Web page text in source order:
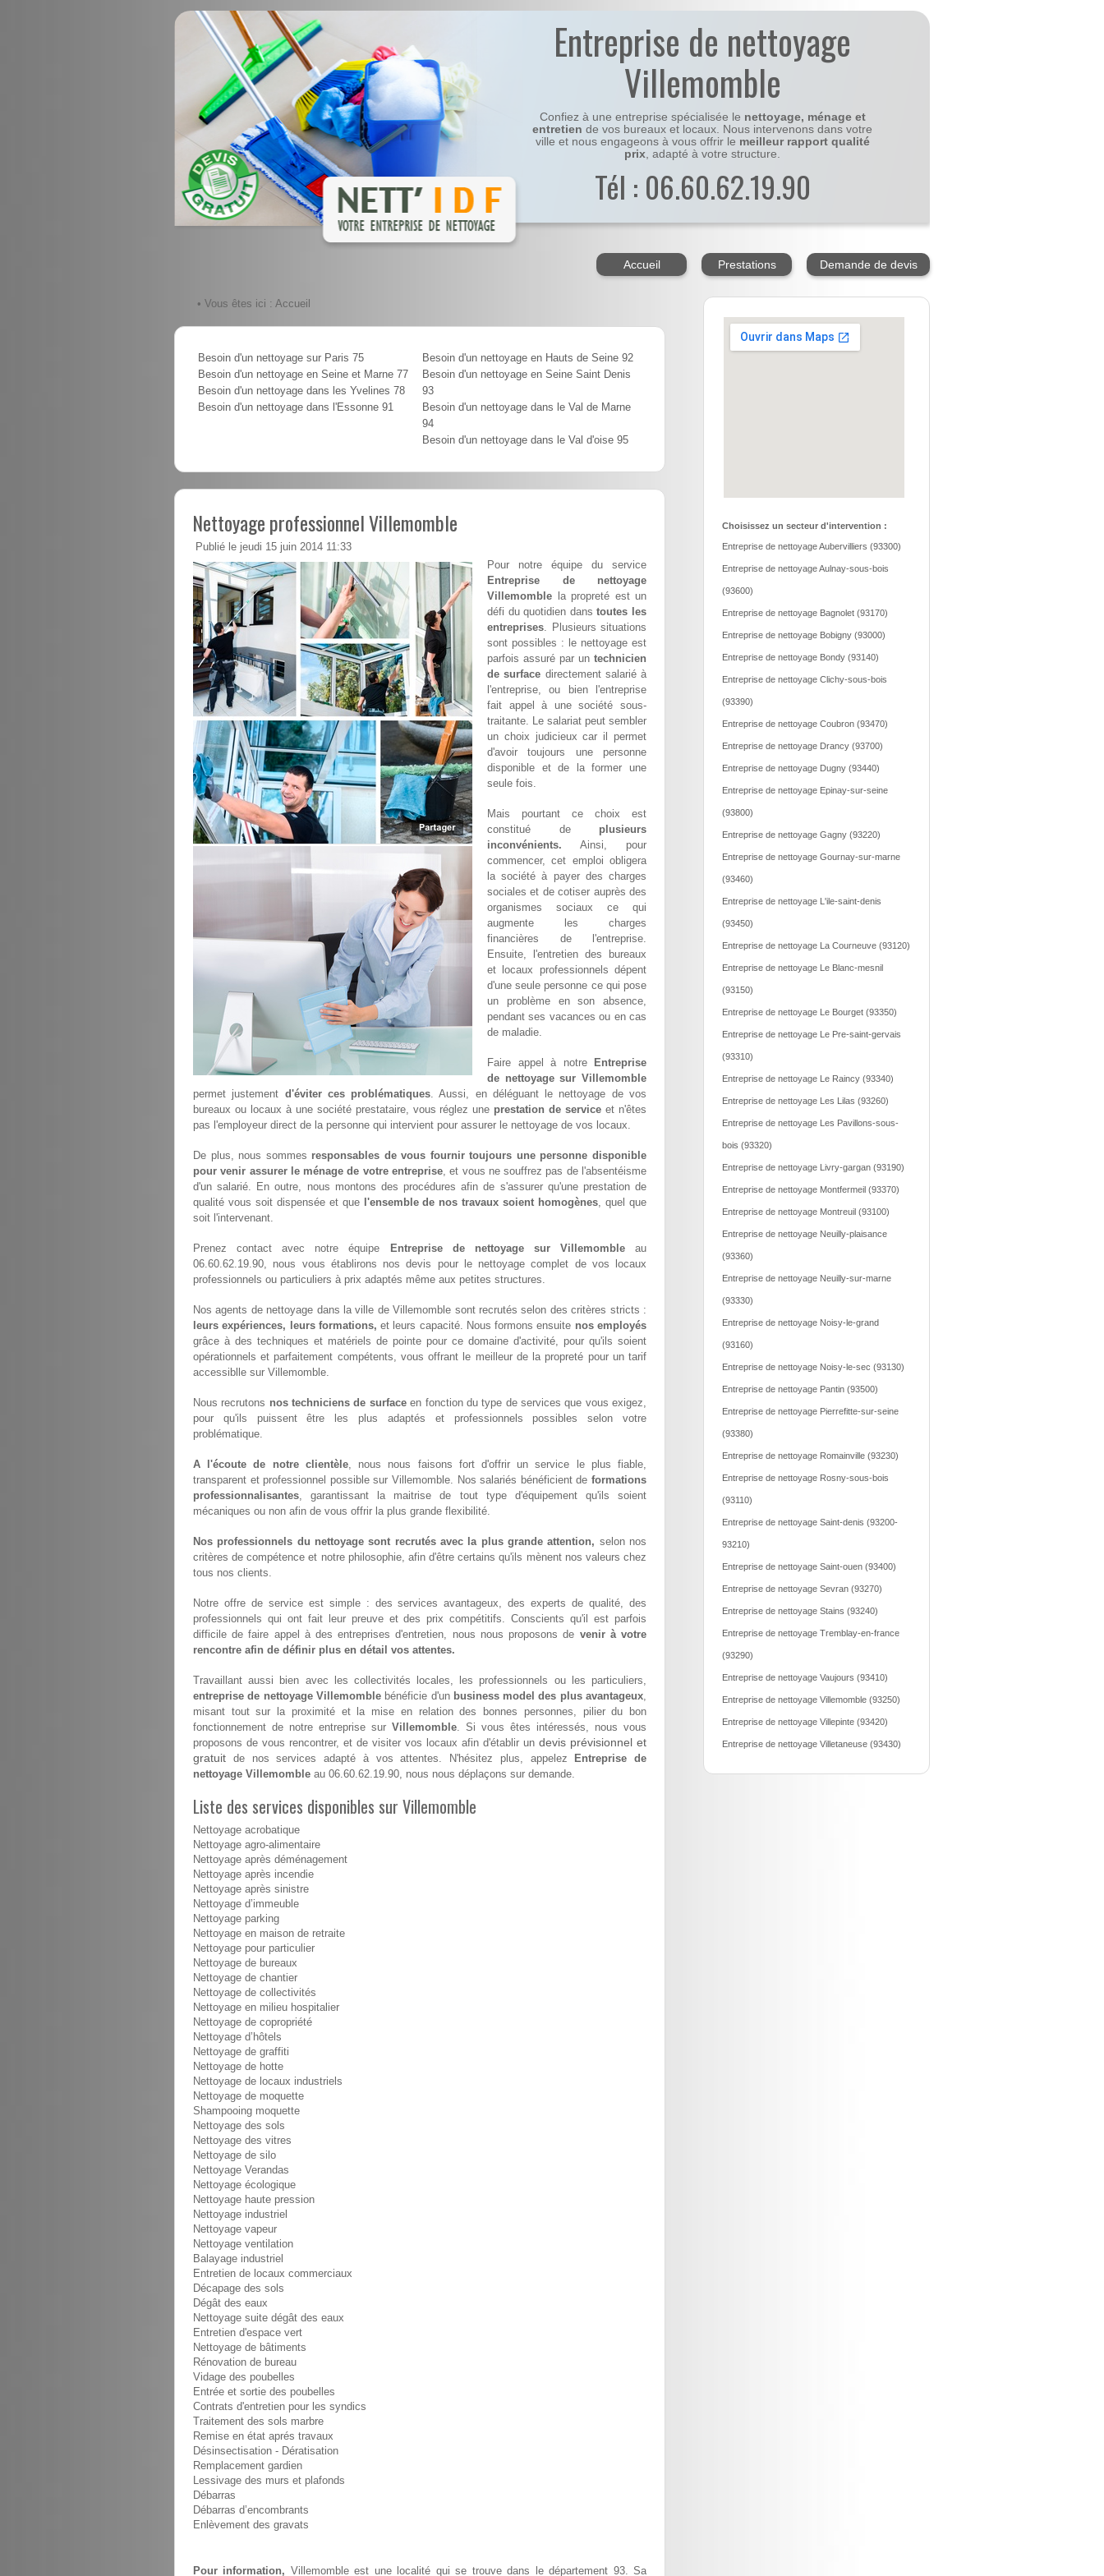
Entreprise de nettoyage
Villemomble
Confiez à une entreprise spécialisée le nettoyage, ménage et
entretien de vos bureaux et locaux. Nous intervenons dans votre
ville et nous engageons à vous offrir le meilleur rapport qualité
prix, adapté à votre structure.
Tél : 06.60.62.19.90
Accueil Prestations Demande de devis
• Vous êtes ici : Accueil
Besoin d'un nettoyage sur Paris 75
Besoin d'un nettoyage en Seine et Marne 77
Besoin d'un nettoyage dans les Yvelines 78
Besoin d'un nettoyage dans l'Essonne 91
Besoin d'un nettoyage en Hauts de Seine 92
Besoin d'un nettoyage en Seine Saint Denis
93
Besoin d'un nettoyage dans le Val de Marne
94
Besoin d'un nettoyage dans le Val d'oise 95
Nettoyage professionnel Villemomble
Publié le jeudi 15 juin 2014 11:33
Pour notre équipe du service
Entreprise de nettoyage
Villemomble la propreté est un
défi du quotidien danstoutes les
entreprises. Plusieurs situations
sont possibles : le nettoyage est
parfois assuré par un technicien
de surface directement salarié à
l'entreprise, ou bien l'entreprise
fait appel à une société sous-
traitante. Le salariat peut sembler
un choix judicieux car il permet
d'avoir toujours une personne
disponible et de la former une
seule fois.
Mais pourtant ce choix est
constitué de plusieurs
inconvénients. Ainsi, pour
commencer, cet emploi obligera
la société à payer des charges
sociales et de cotiser auprès des
organismes sociaux ce qui
augmente les charges
financières de l'entreprise.
Ensuite, l'entretien des bureaux
et locaux professionnels dépent
d'une seule personne ce qui pose
un problème en son absence,
pendant ses vacances ou en cas
de maladie.
Faire appel à notre
Entreprise
de nettoyage sur Villemomble
permet justement d'éviter ces problématiques. Aussi, en déléguant le nettoyage de vos
bureaux ou locaux à une société prestataire, vous réglez une prestation de service et n'êtes
pas l'employeur direct de la personne qui intervient pour assurer le nettoyage de vos locaux.
De plus, nous sommes responsables de vous fournir toujours une personne disponible
pour venir assurer le ménage de votre entreprise, et vous ne souffrez pas de l'absentéisme
d'un salarié. En outre, nous montons des procédures afin de s'assurer qu'une prestation de
qualité vous soit dispensée et que l'ensemble de nos travaux soient homogènes, quel que
soit l'intervenant.
Prenez contact avec notre équipe Entreprise de nettoyage sur Villemombleau
06.60.62.19.90, nous vous établirons nos devis pour le nettoyage complet de vos locaux
professionnels ou particuliers à prix adaptés même aux petites structures.
Nos agents de nettoyage dans la ville de Villemomble sont recrutés selon des critères stricts :
leurs expériences, leurs formations, et leurs capacité. Nous formons ensuite nos employés
grâce à des techniques et matériels de pointe pour ce domaine d'activité, pour qu'ils soient
opérationnels et parfaitement compétents, vous offrant le meilleur de la propreté pour un tarif
accessiblle sur Villemomble.
Nous recrutons nos techniciens de surfaceen fonction du type de services que vous exigez,
pour qu'ils puissent être les plus adaptés et professionnels possibles selon votre
problématique.
A l'écoute de notre clientèle, nous nous faisons fort d'offrir un service le plus fiable,
transparent et professionnel possible sur Villemomble. Nos salariés bénéficient de formations
professionnalisantes, garantissant la maitrise de tout type d'équipement qu'ils soient
mécaniques ou non afin de vous offrir la plus grande flexibilité.
Nos professionnels du nettoyage sont recrutés avec la plus grande attention, selon nos
critères de compétence et notre philosophie, afin d'être certains qu'ils mènent nos valeurs chez
tous nos clients.
Notre offre de service est simple : des services avantageux, des experts de qualité, des
professionnels qui ont fait leur preuve et des prix compétitifs. Conscients qu'il est parfois
difficile de faire appel à des entreprises d'entretien, nous nous proposons de venir à votre
rencontre afin de définir plus en détail vos attentes.
Travaillant aussi bien avec les collectivités locales, les professionnels ou les particuliers,
entreprise de nettoyage Villemomblebénéficie d'un business model des plus avantageux,
misant tout sur la proximité et la mise en relation des bonnes personnes, pilier du bon
fonctionnement de notre entreprise sur Villemomble. Si vous êtes intéressés, nous vous
proposons de vous rencontrer, et de visiter vos locaux afin d'établir un devis prévisionnel et
gratuit de nos services adapté à vos attentes. N'hésitez plus, appelez
Entreprise de
nettoyage Villemomble au 06.60.62.19.90, nous nous déplaçons sur demande.
Liste des services disponibles sur Villemomble
Nettoyage acrobatique
Nettoyage agro-alimentaire
Nettoyage après déménagement
Nettoyage après incendie
Nettoyage après sinistre
Nettoyage d’immeuble
Nettoyage parking
Nettoyage en maison de retraite
Nettoyage pour particulier
Nettoyage de bureaux
Nettoyage de chantier
Nettoyage de collectivités
Nettoyage en milieu hospitalier
Nettoyage de copropriété
Nettoyage d’hôtels
Nettoyage de graffiti
Nettoyage de hotte
Nettoyage de locaux industriels
Nettoyage de moquette
Shampooing moquette
Nettoyage des sols
Nettoyage des vitres
Nettoyage de silo
Nettoyage Verandas
Nettoyage écologique
Nettoyage haute pression
Nettoyage industriel
Nettoyage vapeur
Nettoyage ventilation
Balayage industriel
Entretien de locaux commerciaux
Décapage des sols
Dégât des eaux
Nettoyage suite dégât des eaux
Entretien d'espace vert
Nettoyage de bâtiments
Rénovation de bureau
Vidage des poubelles
Entrée et sortie des poubelles
Contrats d'entretien pour les syndics
Traitement des sols marbre
Remise en état aprés travaux
Désinsectisation - Dératisation
Remplacement gardien
Lessivage des murs et plafonds
Débarras
Débarras d’encombrants
Enlèvement des gravats
Pour information, Villemomble est une localité qui se trouve dans le département 93. Sa
Choisissez un secteur d'intervention :
Entreprise de nettoyage Aubervilliers (93300)
Entreprise de nettoyage Aulnay-sous-bois
(93600)
Entreprise de nettoyage Bagnolet (93170)
Entreprise de nettoyage Bobigny (93000)
Entreprise de nettoyage Bondy (93140)
Entreprise de nettoyage Clichy-sous-bois
(93390)
Entreprise de nettoyage Coubron (93470)
Entreprise de nettoyage Drancy (93700)
Entreprise de nettoyage Dugny (93440)
Entreprise de nettoyage Epinay-sur-seine
(93800)
Entreprise de nettoyage Gagny (93220)
Entreprise de nettoyage Gournay-sur-marne
(93460)
Entreprise de nettoyage L'ile-saint-denis
(93450)
Entreprise de nettoyage La Courneuve (93120)
Entreprise de nettoyage Le Blanc-mesnil
(93150)
Entreprise de nettoyage Le Bourget (93350)
Entreprise de nettoyage Le Pre-saint-gervais
(93310)
Entreprise de nettoyage Le Raincy (93340)
Entreprise de nettoyage Les Lilas (93260)
Entreprise de nettoyage Les Pavillons-sous-
bois (93320)
Entreprise de nettoyage Livry-gargan (93190)
Entreprise de nettoyage Montfermeil (93370)
Entreprise de nettoyage Montreuil (93100)
Entreprise de nettoyage Neuilly-plaisance
(93360)
Entreprise de nettoyage Neuilly-sur-marne
(93330)
Entreprise de nettoyage Noisy-le-grand
(93160)
Entreprise de nettoyage Noisy-le-sec (93130)
Entreprise de nettoyage Pantin (93500)
Entreprise de nettoyage Pierrefitte-sur-seine
(93380)
Entreprise de nettoyage Romainville (93230)
Entreprise de nettoyage Rosny-sous-bois
(93110)
Entreprise de nettoyage Saint-denis (93200-
93210)
Entreprise de nettoyage Saint-ouen (93400)
Entreprise de nettoyage Sevran (93270)
Entreprise de nettoyage Stains (93240)
Entreprise de nettoyage Tremblay-en-france
(93290)
Entreprise de nettoyage Vaujours (93410)
Entreprise de nettoyage Villemomble (93250)
Entreprise de nettoyage Villepinte (93420)
Entreprise de nettoyage Villetaneuse (93430)